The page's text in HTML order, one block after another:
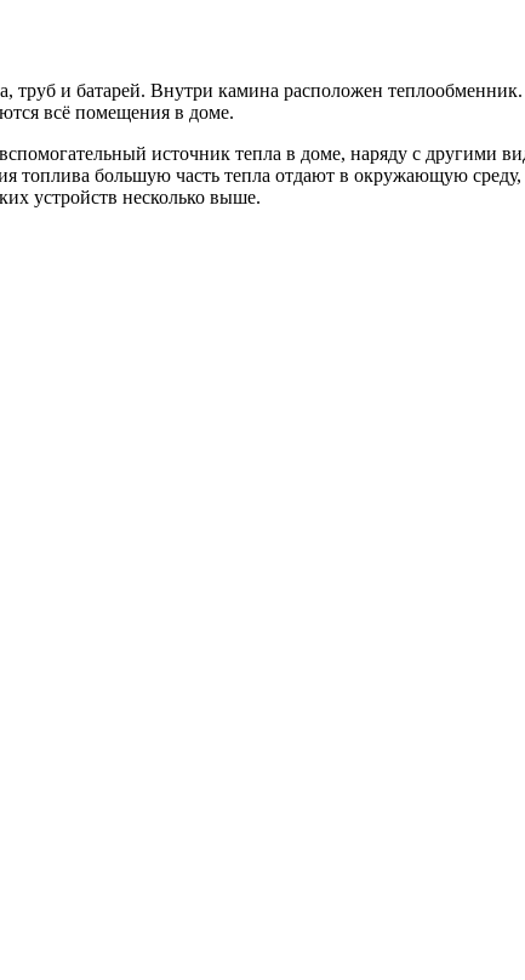
труб и батарей. Внутри камина расположен
всё помещения в доме.
источник тепла в доме, наряду с другими
большую часть тепла отдают в окружающую среду,
устройств несколько выше.